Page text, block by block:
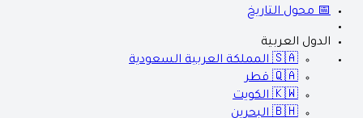
📅 محول التاريخ
الدول العربية
🇸🇦 المملكة العربية السعودية
🇶🇦 قطر
🇰🇼 الكويت
🇧🇭 البحرين